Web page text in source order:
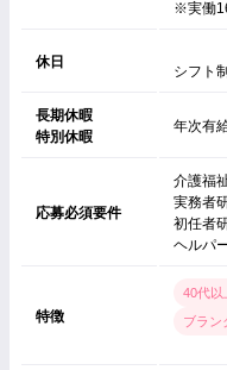
※実働
休日
シフト
長期休暇
特別休暇
年次有
応募必須要件
介護福
実務者
初任者
ヘルパ
特徴
40代以
ブラン